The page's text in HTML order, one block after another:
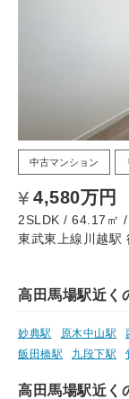
中古マンション
4,580万円
2SLDK / 64.17㎡ /
東武東上線川越駅
高田馬場駅近く
妙典駅 原木中山駅
飯田橋駅
九段下駅
高田馬場駅近く